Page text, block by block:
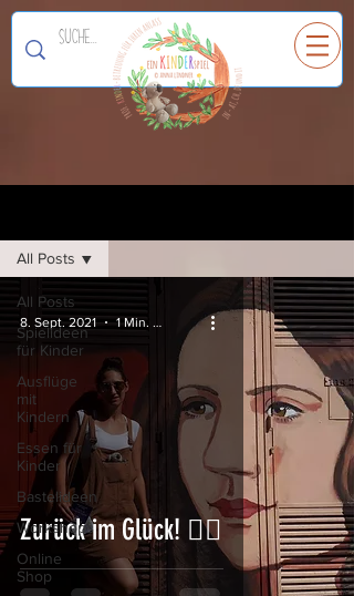
EinKINDERspiel
All Posts
Spielideen
für Kinder
Ausflüge
mit
Kindern
Essen für
Kinder
Bastelideen
Workshops
Online
Shop
All Posts
Zurück im Glück! 🏳‍🌈
8. Sept. 2021 1 Min. Lesezeit